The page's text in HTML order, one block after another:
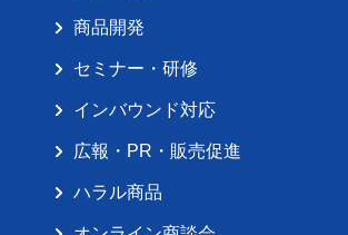
商品開発
セミナー・研修
インバウンド対応
広報・PR・販売促進
ハラル商品